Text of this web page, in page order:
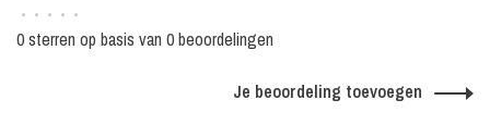
• • • • •
0 sterren op basis van 0 beoordelingen
Je beoordeling toevoegen